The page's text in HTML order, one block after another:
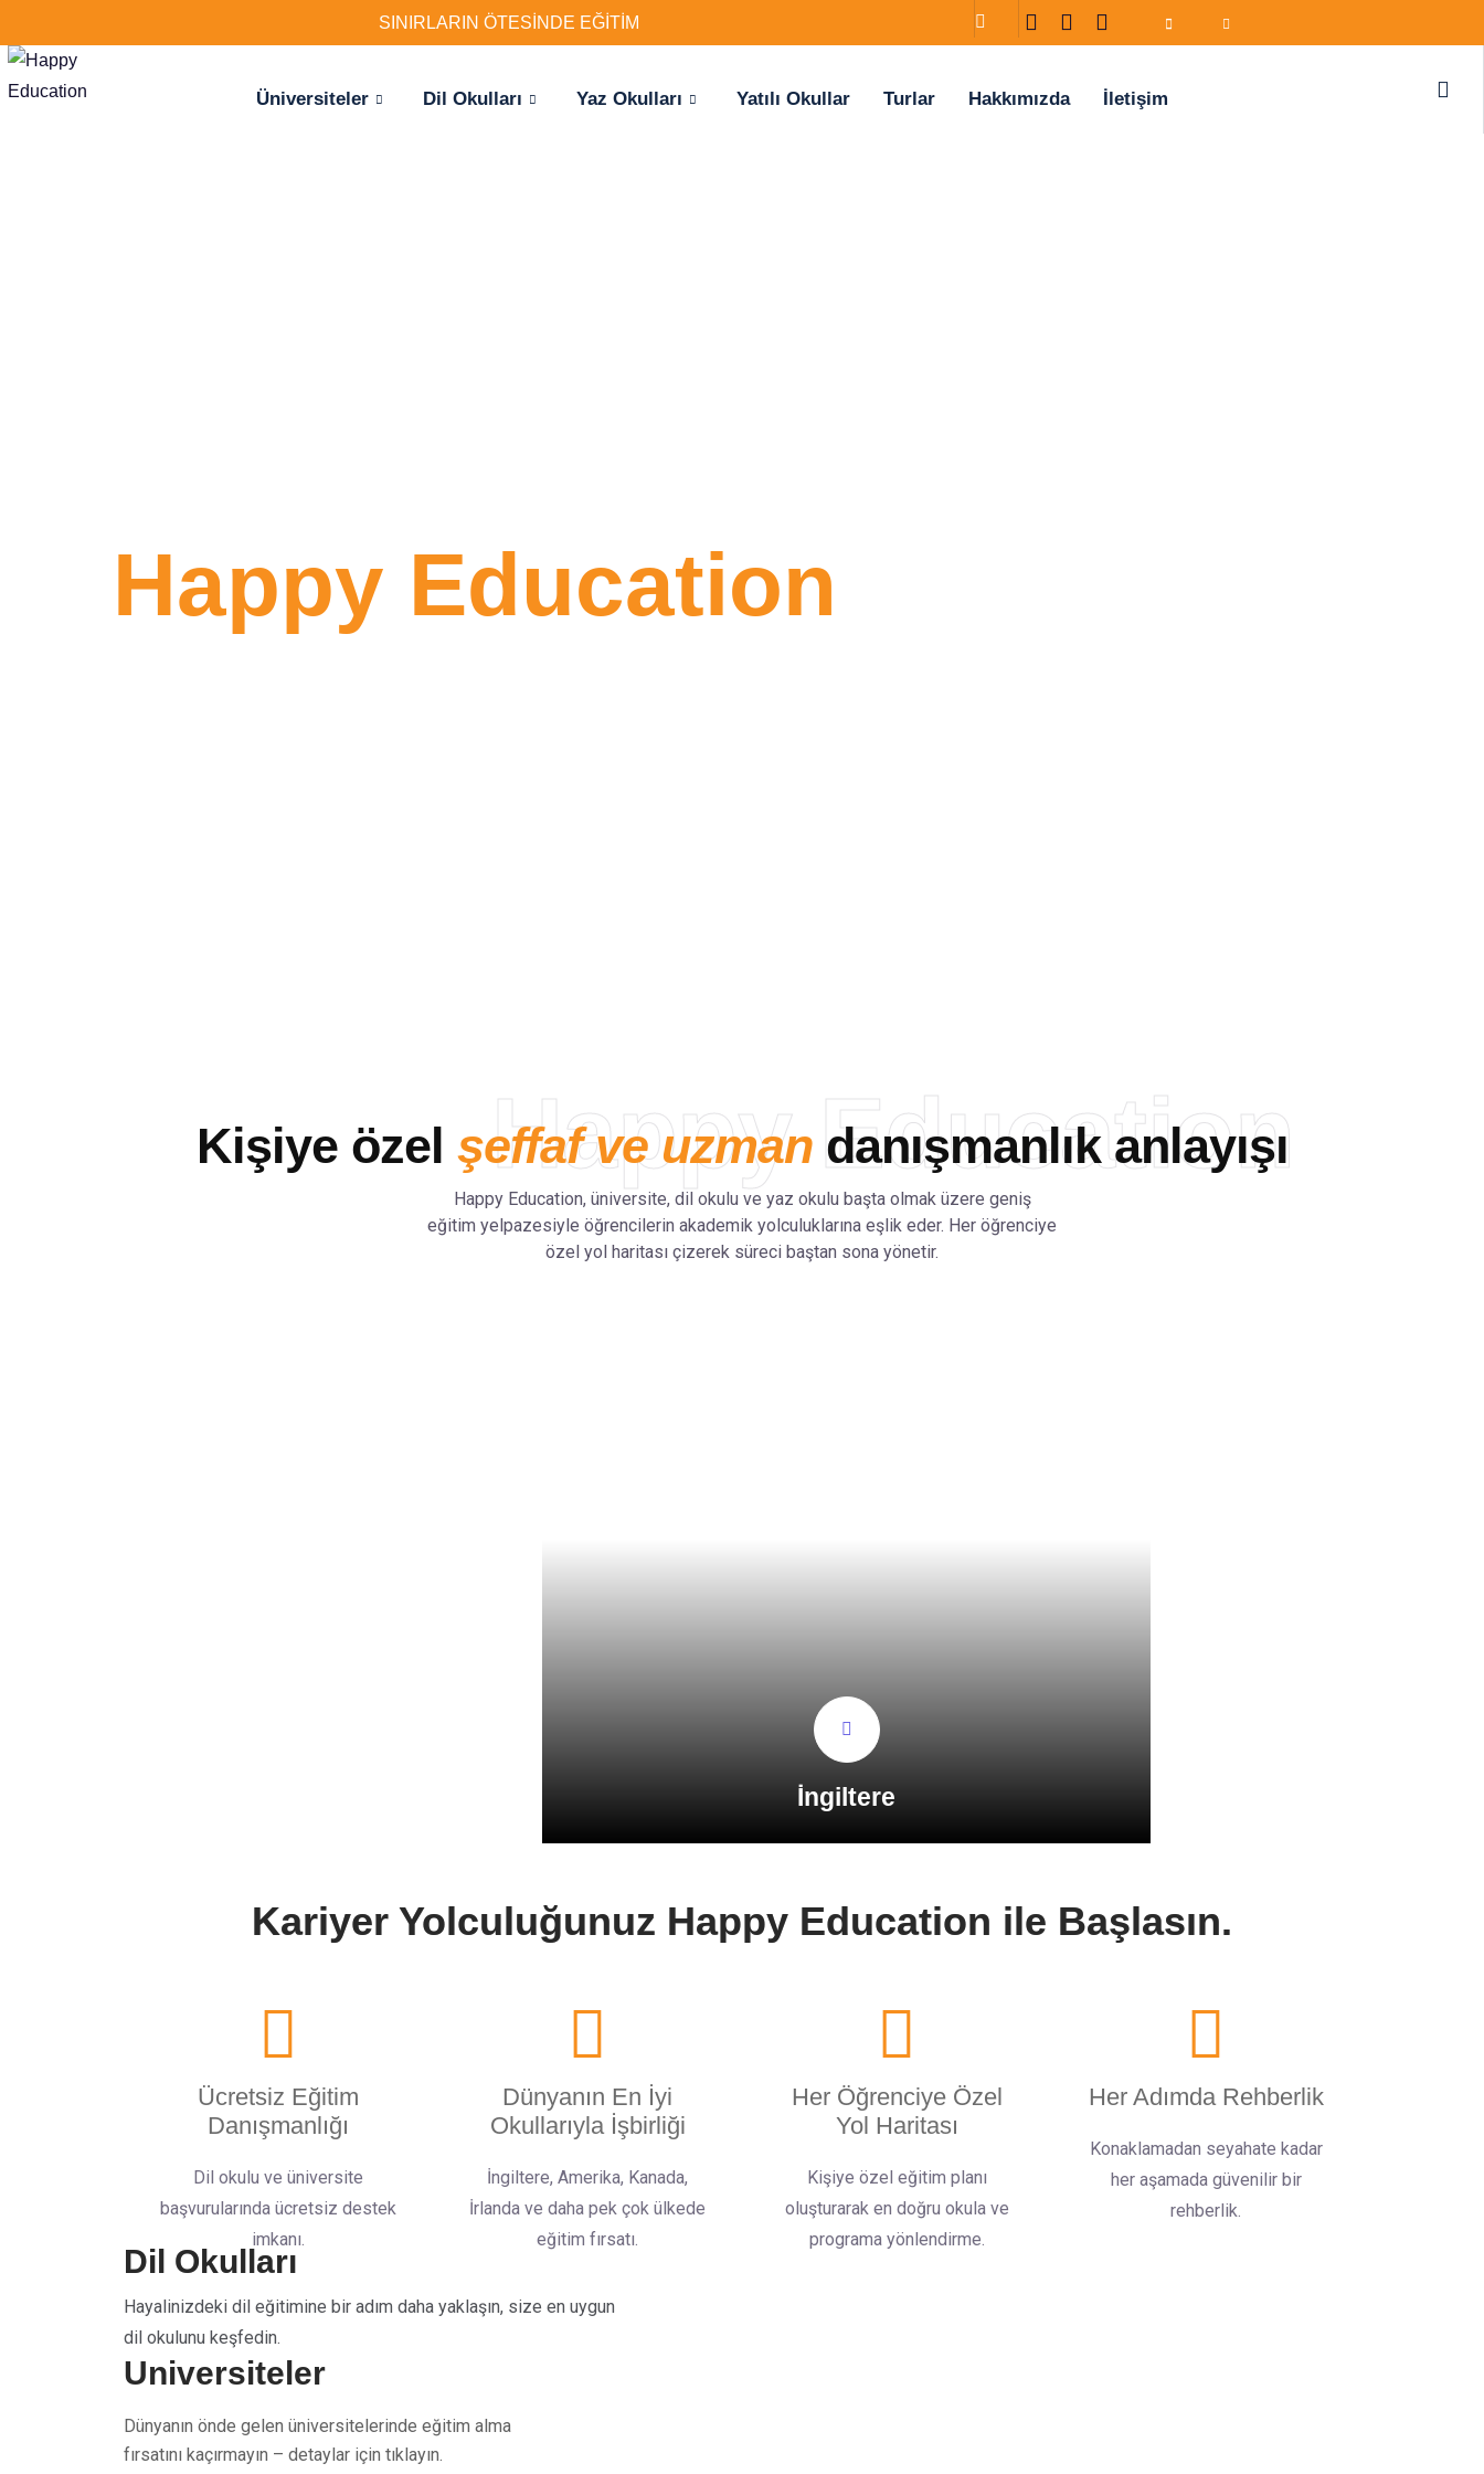
SINIRLARIN ÖTESİNDE EĞİTİM
Üniversiteler Dil Okulları Yaz Okulları Yatılı Okullar Turlar Hakkımızda İletişim
Happy Education
Happy Education
Kişiye özel şeffaf ve uzmandanışmanlık anlayışı
Happy Education, üniversite, dil okulu ve yaz okulu başta olmak üzere geniş
eğitim yelpazesiyle öğrencilerin akademik yolculuklarına eşlik eder. Her öğrenciye
özel yol haritası çizerek süreci baştan sona yönetir.
İngiltere
Kariyer Yolculuğunuz Happy Education ile Başlasın.
Ücretsiz Eğitim
Danışmanlığı
Dil okulu ve üniversite
başvurularında ücretsiz destek
imkanı.
Dünyanın En İyi
Okullarıyla İşbirliği
İngiltere, Amerika, Kanada,
İrlanda ve daha pek çok ülkede
eğitim fırsatı.
Her Öğrenciye Özel
Yol Haritası
Kişiye özel eğitim planı
oluşturarak en doğru okula ve
programa yönlendirme.
Her Adımda Rehberlik
Konaklamadan seyahate kadar
her aşamada güvenilir bir
rehberlik.
Dil Okulları
Hayalinizdeki dil eğitimine bir adım daha yaklaşın, size en uygun
dil okulunu keşfedin.
Üniversiteler
Dünyanın önde gelen üniversitelerinde eğitim alma
fırsatını kaçırmayın – detaylar için tıklayın.